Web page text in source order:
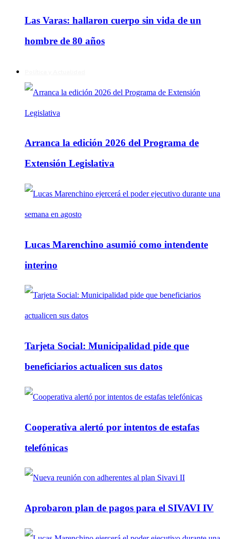
Las Varas: hallaron cuerpo sin vida de un
hombre de 80 años
Arranca la edición 2026 del Programa de
Extensión Legislativa
Lucas Marenchino asumió como intendente
interino
Tarjeta Social: Municipalidad pide que
beneficiarios actualicen sus datos
Cooperativa alertó por intentos de estafas
telefónicas
Aprobaron plan de pagos para el SIVAVI IV